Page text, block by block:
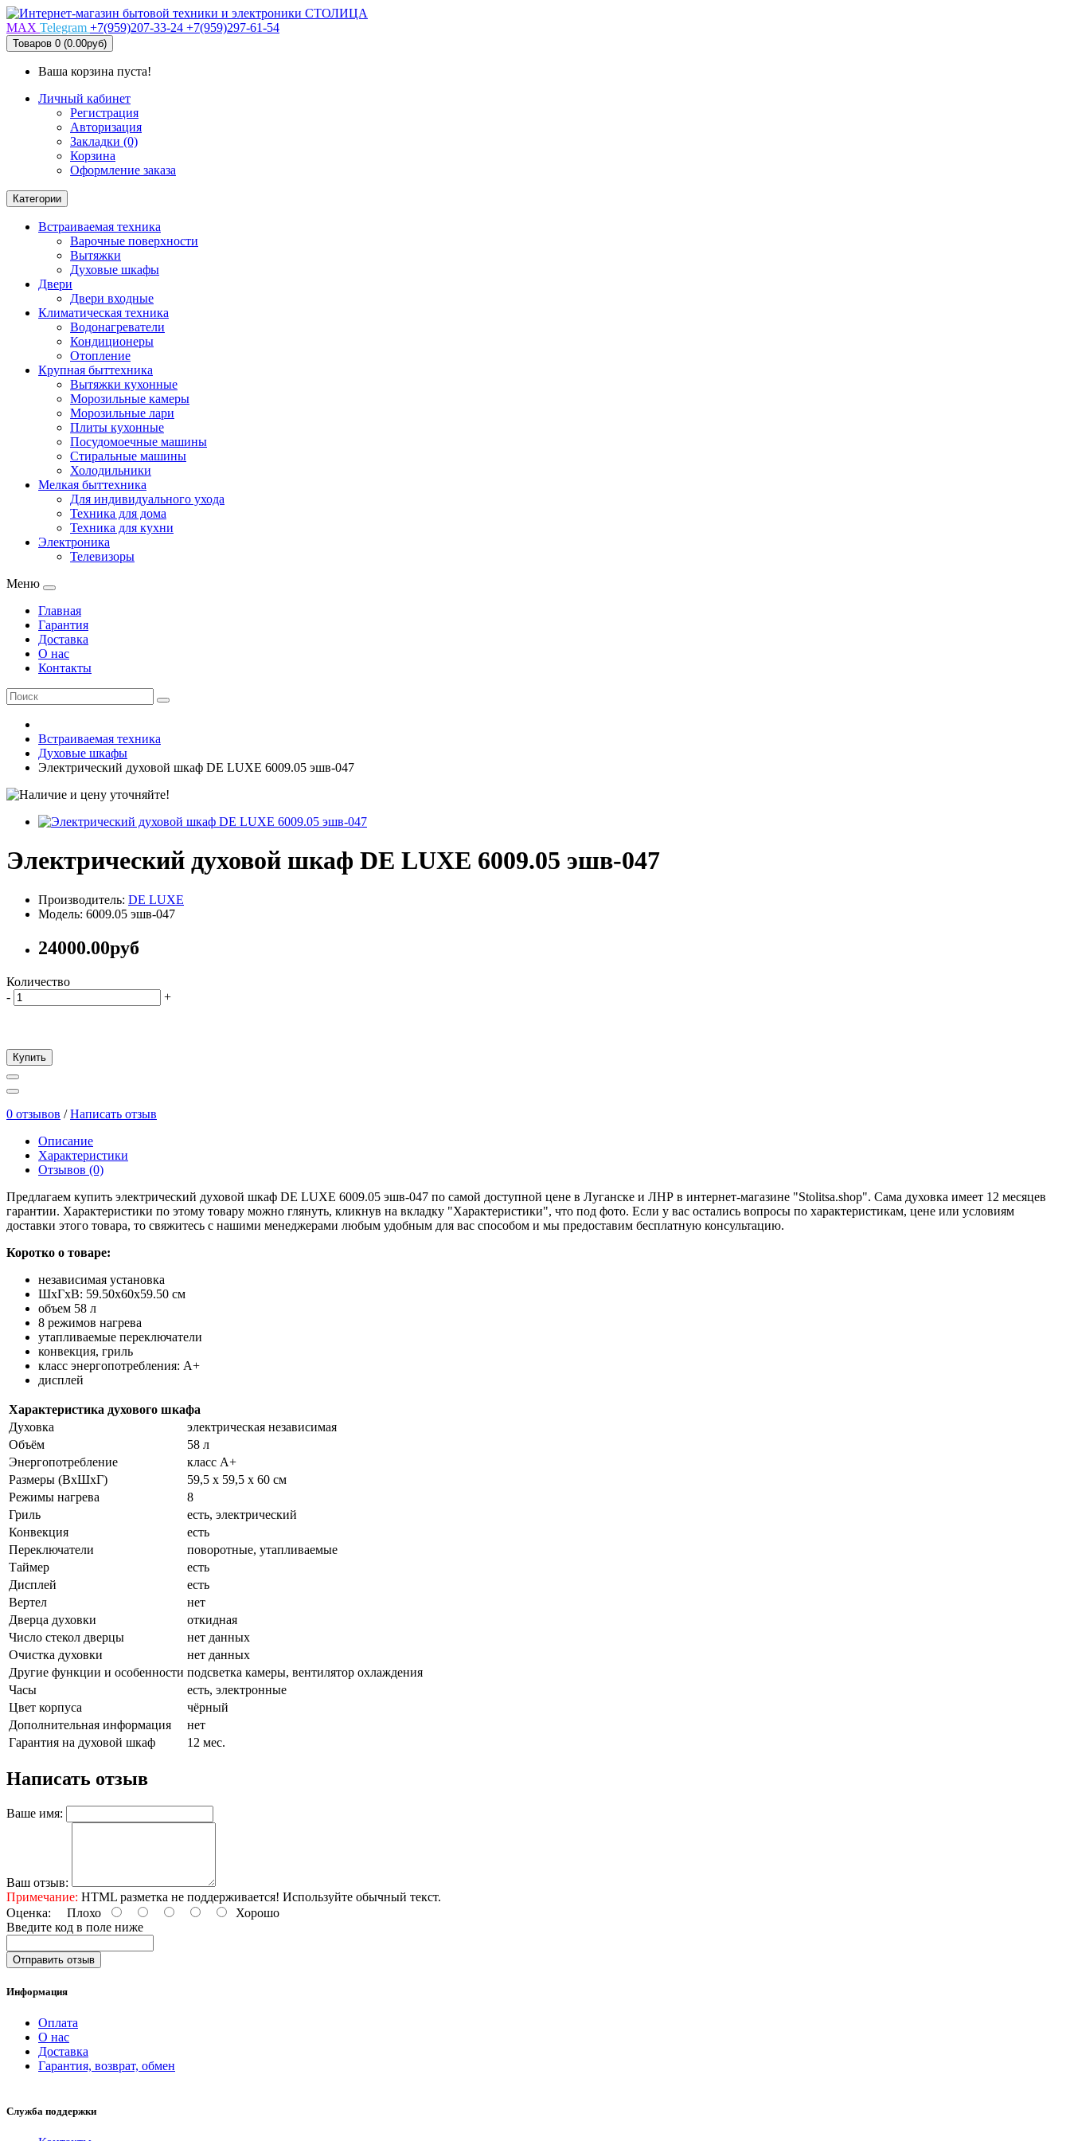
MAX Telegram +7(959)207-33-24 +7(959)297-61-54
Товаров 0 (0.00руб)
Ваша корзина пуста!
Личный кабинет
Регистрация
Авторизация
Закладки (0)
Корзина
Оформление заказа
Категории
Встраиваемая техника
Варочные поверхности
Вытяжки
Духовые шкафы
Двери
Двери входные
Климатическая техника
Водонагреватели
Кондиционеры
Отопление
Крупная быттехника
Вытяжки кухонные
Морозильные камеры
Морозильные лари
Плиты кухонные
Посудомоечные машины
Стиральные машины
Холодильники
Мелкая быттехника
Для индивидуального ухода
Техника для дома
Техника для кухни
Электроника
Телевизоры
Меню
Главная
Гарантия
Доставка
О нас
Контакты
Встраиваемая техника
Духовые шкафы
Электрический духовой шкаф DE LUXE 6009.05 эшв-047
Электрический духовой шкаф DE LUXE 6009.05 эшв-047
Производитель: DE LUXE
Модель: 6009.05 эшв-047
24000.00руб
Количество
-
+
Купить
0 отзывов /Написать отзыв
Описание
Характеристики
Отзывов (0)
Предлагаем купить электрический духовой шкаф DE LUXE 6009.05 эшв-047 по самой доступной цене в Луганске и ЛНР в интернет-магазине "Stolitsa.shop". Сама духовка имеет 12 месяцев
гарантии. Характеристики по этому товару можно глянуть, кликнув на вкладку "Характеристики", что под фото. Если у вас остались вопросы по характеристикам, цене или условиям
доставки этого товара, то свяжитесь с нашими менеджерами любым удобным для вас способом и мы предоставим бесплатную консультацию.
Коротко о товаре:
независимая установка
ШхГхВ: 59.50х60х59.50 см
объем 58 л
8 режимов нагрева
утапливаемые переключатели
конвекция, гриль
класс энергопотребления: A+
дисплей
Характеристика духового шкафа
Духовка
электрическая независимая
Объём
58 л
Энергопотребление
класс A+
Размеры (ВхШхГ)
59,5 х 59,5 x 60 см
Режимы нагрева
8
Гриль
есть, электрический
Конвекция
есть
Переключатели
поворотные, утапливаемые
Таймер
есть
Дисплей
есть
Вертел
нет
Дверца духовки
откидная
Число стекол дверцы
нет данных
Очистка духовки
нет данных
Другие функции и особенности подсветка камеры, вентилятор охлаждения
Часы
есть, электронные
Цвет корпуса
чёрный
Дополнительная информация
нет
Гарантия на духовой шкаф
12 мес.
Написать отзыв
Ваше имя:
Ваш отзыв:
Примечание: HTML разметка не поддерживается! Используйте обычный текст.
Оценка: Плохо
Хорошо
Введите код в поле ниже
Отправить отзыв
Информация
Оплата
О нас
Доставка
Гарантия, возврат, обмен
Служба поддержки